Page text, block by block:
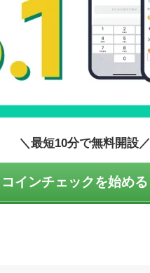
＼最短10分で無料開設／
コインチェックを始める